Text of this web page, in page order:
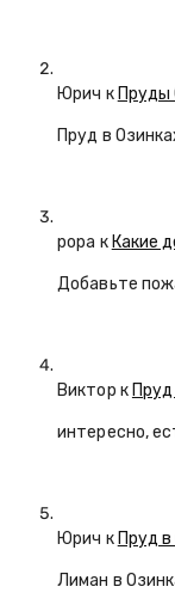
Юрич к Пруды
Пруд в
popa к Какие
Добавьте
Виктор к
интересно,
Юрич к Пруд
Лиман в